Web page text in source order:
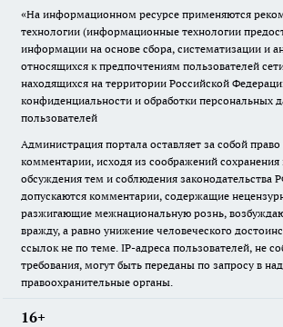
«На информационном ресурсе применяются
технологии (информационные технологии
информации на основе сбора, систематизации и
относящихся к предпочтениям пользователей
находящихся на территории Российской
конфиденциальности и обработки персональных
пользователей
Администрация портала оставляет за собой
комментарии, исходя из соображений сохранения
обсуждения тем и соблюдения законодательства
допускаются комментарии, содержащие
разжигающие межнациональную рознь,
вражду, а равно унижение человеческого
ссылок не по теме. IP-адреса пользователей, не
требования, могут быть переданы по запросу в
правоохранительные органы.
16+